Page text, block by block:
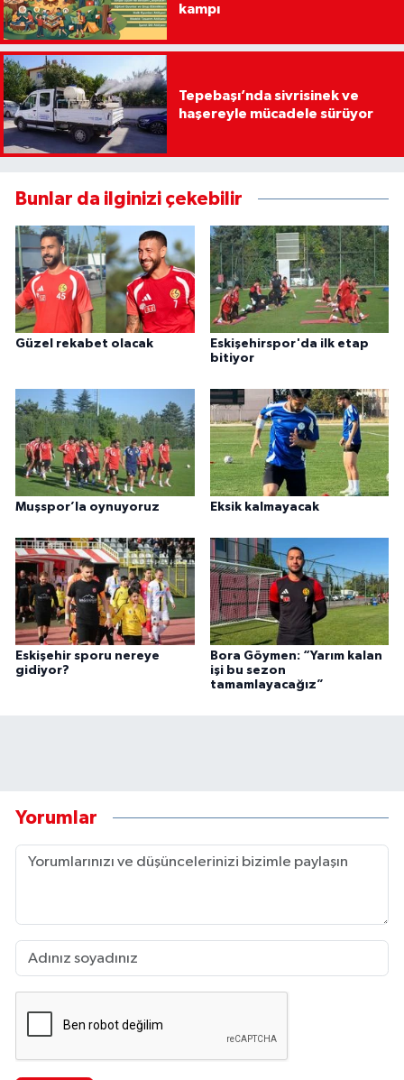
kampı
Tepebaşı’nda sivrisinek ve
haşereyle mücadele sürüyor
Bunlar da ilginizi çekebilir
Güzel rekabet olacak
Eskişehirspor'da ilk etap
bitiyor
Muşspor’la oynuyoruz Eksik kalmayacak
Eskişehir sporu nereye
gidiyor?
Bora Göymen: “Yarım kalan
işi bu sezon
tamamlayacağız”
Yorumlar